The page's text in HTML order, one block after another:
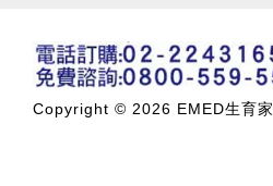
Copyright © 2026 EMED生育家